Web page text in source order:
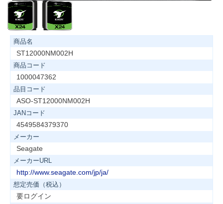
商品名
ST12000NM002H
商品コード
1000047362
品目コード
ASO-ST12000NM002H
JANコード
4549584379370
メーカー
Seagate
メーカーURL
http://www.seagate.com/jp/ja/
想定売価（税込）
要ログイン